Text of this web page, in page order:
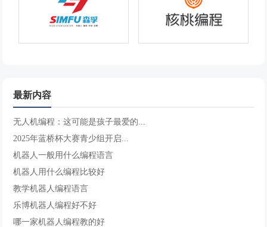
最新内容
无人机编程：这可能是孩子最爱的...
2025年蓝桥杯大赛青少组开启...
机器人一般用什么编程语言
机器人用什么编程比较好
教学机器人编程语言
乐博机器人编程好不好
哪一家机器人编程教的好